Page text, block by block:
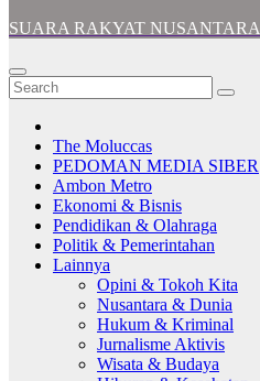
SUARA RAKYAT NUSANTARA
The Moluccas
PEDOMAN MEDIA SIBER
Ambon Metro
Ekonomi & Bisnis
Pendidikan & Olahraga
Politik & Pemerintahan
Lainnya
Opini & Tokoh Kita
Nusantara & Dunia
Hukum & Kriminal
Jurnalisme Aktivis
Wisata & Budaya